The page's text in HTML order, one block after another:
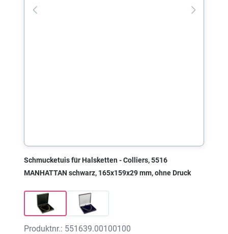
Schmucketuis für Halsketten - Colliers, 5516
MANHATTAN schwarz, 165x159x29 mm, ohne Druck
Produktnr.: 551639.00100100